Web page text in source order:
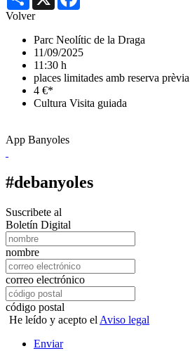
Volver
Parc Neolític de la Draga
11/09/2025
11:30 h
places limitades amb reserva prèvia
4 €*
Cultura Visita guiada
App Banyoles
#debanyoles
Suscribete al
Boletín Digital
nombre
correo electrónico
código postal
He leído y acepto el Aviso legal
Enviar